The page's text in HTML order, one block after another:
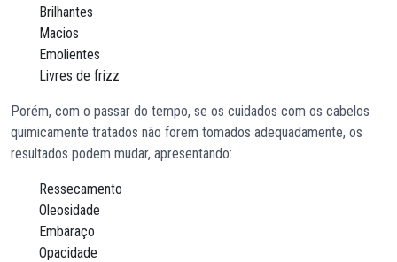
Brilhantes
Macios
Emolientes
Livres de frizz
Porém, com o passar do tempo, se os cuidados com os cabelos
quimicamente tratados não forem tomados adequadamente, os
resultados podem mudar, apresentando:
Ressecamento
Oleosidade
Embaraço
Opacidade